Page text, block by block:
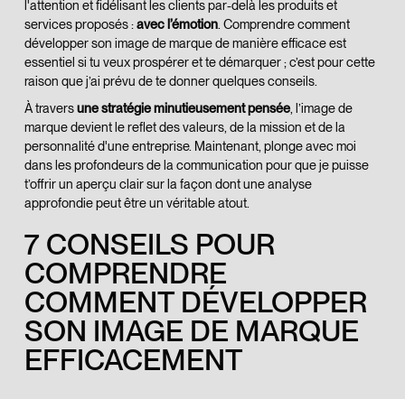
l'attention et fidélisant les clients par-delà les produits et
services proposés :avec l’émotion. Comprendre comment
développer son image de marque de manière efficace est
essentiel si tu veux prospérer et te démarquer ; c’est pour cette
raison que j’ai prévu de te donner quelques conseils.
À traversune stratégie minutieusement pensée, l’image de
marque devient le reflet des valeurs, de la mission et de la
personnalité d'une entreprise. Maintenant, plonge avec moi
dans les profondeurs de la communication pour que je puisse
t’offrir un aperçu clair sur la façon dont une analyse
approfondie peut être un véritable atout.
7 CONSEILS POUR
COMPRENDRE
COMMENT DÉVELOPPER
SON IMAGE DE MARQUE
EFFICACEMENT